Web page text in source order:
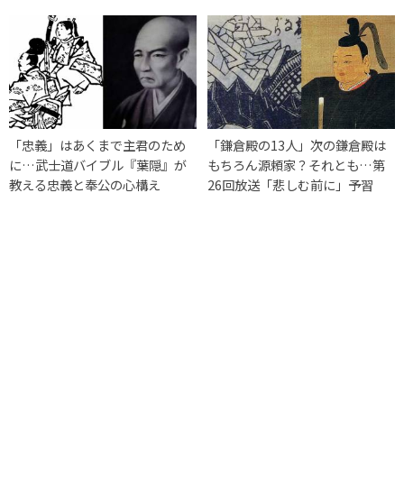
「忠義」はあくまで主君のため
に…武士道バイブル『葉隠』が
教える忠義と奉公の心構え
「鎌倉殿の13人」次の鎌倉殿は
もちろん源頼家？それとも…第
26回放送「悲しむ前に」予習